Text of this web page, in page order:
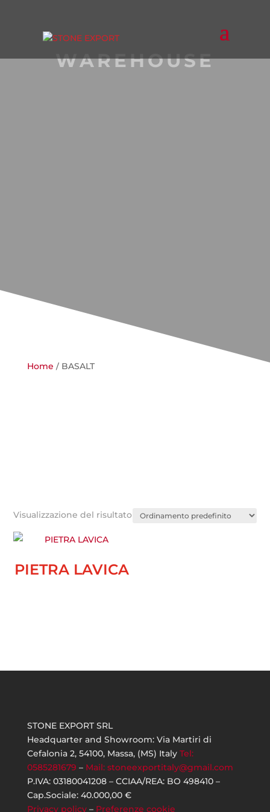
WAREHOUSE
Home / BASALT
Visualizzazione del risultato
PIETRA LAVICA
STONE EXPORT SRL
Headquarter and Showroom: Via Martiri di
Cefalonia 2, 54100, Massa, (MS) Italy Tel:
0585281679 – Mail: stoneexportitaly@gmail.com
P.IVA: 03180041208 – CCIAA/REA: BO 498410 –
Cap.Sociale: 40.000,00 €
Privacy policy– Preferenze cookie